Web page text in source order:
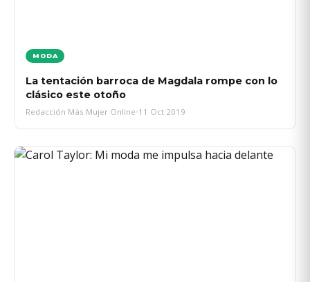
MODA
La tentación barroca de Magdala rompe con lo
clásico este otoño
Redacción Más Mujer Online•11 Oct 2019